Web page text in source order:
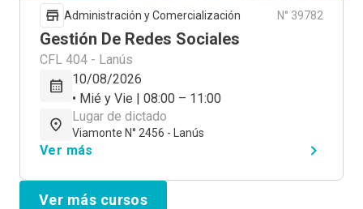
Administración y Comercialización N° 39782
Gestión De Redes Sociales
CFL 404 - Lanús
10/08/2026
• Mié y Vie | 08:00 – 11:00
Lugar de dictado
Viamonte N° 2456 - Lanús
Ver más
Ver más cursos